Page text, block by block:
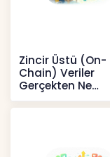
Zincir Üstü (On-
Chain) Veriler
Gerçekten Ne
Anlatır?
Kripto